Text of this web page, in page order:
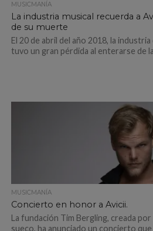
MUSICMANÍA
La industria musical recuerda a
de su muerte
El 20 de abril del año 2018, la
tuvo un gran pérdida al enterarse de
MUSICMANÍA
Concierto en honor a Avicii.
La fundación Tim Bergling, creada
sueco, ha anunciado un concierto